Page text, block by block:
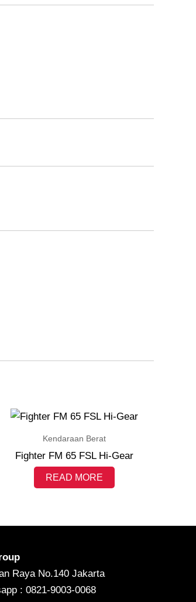
Kendaraan Berat
Fighter FM 65 FSL Hi-Gear
READ MORE
Raya No.140 Jakarta
: 0821-9003-0068